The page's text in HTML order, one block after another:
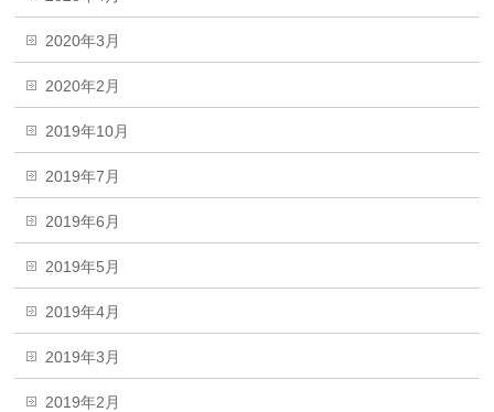
2020年3月
2020年2月
2019年10月
2019年7月
2019年6月
2019年5月
2019年4月
2019年3月
2019年2月